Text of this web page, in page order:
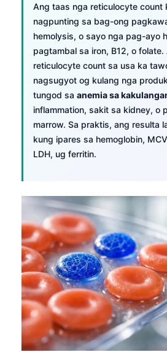
Ang taas nga reticulocyte count
nagpunting sa bag-ong
hemolysis, o sayo nga pag-ayo
pagtambal sa iron, B12, o
reticulocyte count sa usa ka
nagsugyot og kulang nga
tungod sa anemia sa
inflammation, sakit sa kidney, o
marrow. Sa praktis, ang resulta
kung ipares sa hemoglobin,
LDH, ug ferritin.